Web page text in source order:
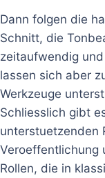
Dann folgen die
Schnitt, die
zeitaufwendig
lassen sich aber
Werkzeuge
Schliesslich gibt
unterstuetzenden
Veroeffentlichung
Rollen, die in